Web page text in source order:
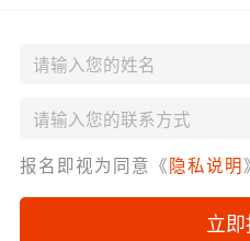
报名即视为同意《隐私说明》
立